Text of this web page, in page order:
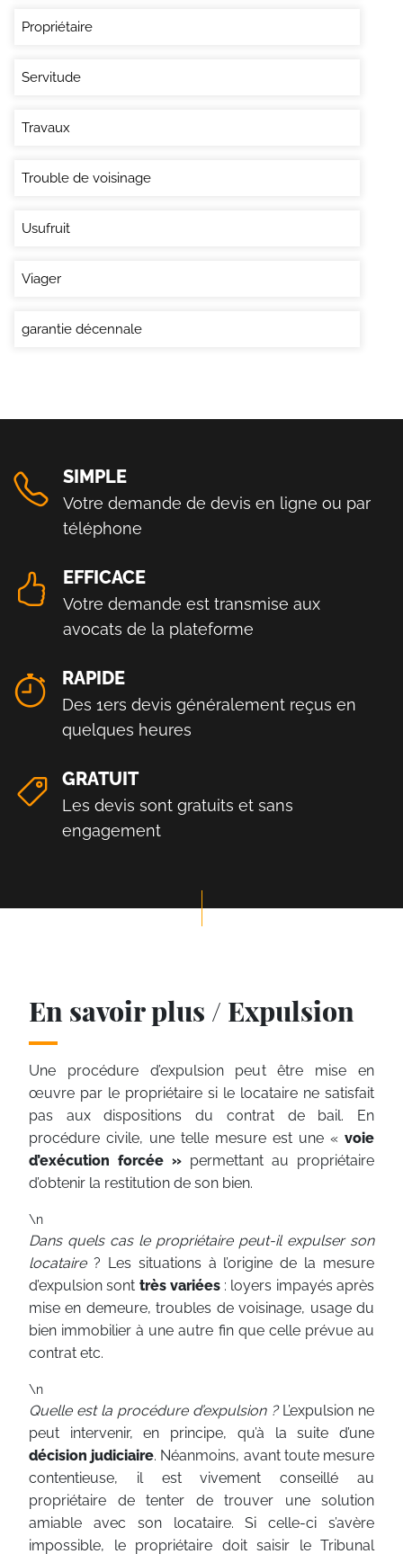
Propriétaire
Servitude
Travaux
Trouble de voisinage
Usufruit
Viager
garantie décennale
SIMPLE
Votre demande de devis en ligne ou par
téléphone
EFFICACE
Votre demande est transmise aux
avocats de la plateforme
RAPIDE
Des 1ers devis généralement reçus en
quelques heures
GRATUIT
Les devis sont gratuits et sans
engagement
En savoir plus / Expulsion
Une procédure d’expulsion peut être mise en
œuvre par le propriétaire si le locataire ne satisfait
pas aux dispositions du contrat de bail. En
procédure civile, une telle mesure est une « voie
d’exécution forcée » permettant au propriétaire
d’obtenir la restitution de son bien.
\n
Dans quels cas le propriétaire peut-il expulser son
locataire? Les situations à l’origine de la mesure
d’expulsion sont très variées: loyers impayés après
mise en demeure, troubles de voisinage, usage du
bien immobilier à une autre fin que celle prévue au
contrat etc.
\n
Quelle est la procédure d’expulsion ? L’expulsion ne
peut intervenir, en principe, qu’à la suite d’une
décision judiciaire. Néanmoins, avant toute mesure
contentieuse, il est vivement conseillé au
propriétaire de tenter de trouver une solution
amiable avec son locataire. Si celle-ci s’avère
impossible, le propriétaire doit saisir le Tribunal